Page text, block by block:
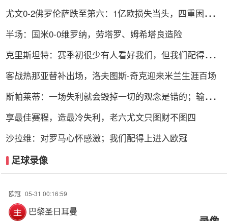
尤文0-2佛罗伦萨跌至第六：1亿欧损失当头，四重困局谁
半场：国米0-0维罗纳，劳塔罗、姆希塔良造险
克里斯坦特：赛季初很少有人看好我们，但我们配得上进
客战热那亚替补出场，洛夫图斯-奇克迎来米兰生涯百场
斯帕莱蒂：一场失利就会毁掉一切的观念是错的；输球责
享最佳赛程，造最冷失利，老六尤文只图财不图四
沙拉维：对罗马心怀感激；我们配得上进入欧冠
足球录像
欧冠 05-31 00:16:59
巴黎圣日耳曼